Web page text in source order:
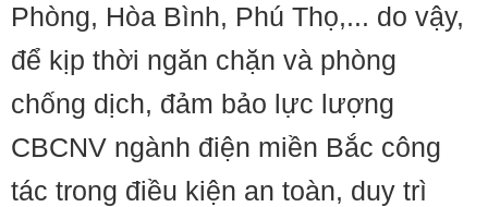
Phòng, Hòa Bình, Phú Thọ,... do vậy,
để kịp thời ngăn chặn và phòng
chống dịch, đảm bảo lực lượng
CBCNV ngành điện miền Bắc công
tác trong điều kiện an toàn, duy trì